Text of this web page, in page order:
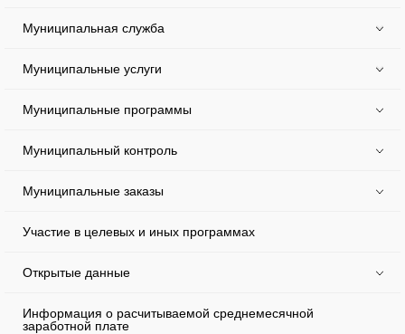
Муниципальная служба
Муниципальные услуги
Муниципальные программы
Муниципальный контроль
Муниципальные заказы
Участие в целевых и иных программах
Открытые данные
Информация о расчитываемой среднемесячной
заработной плате